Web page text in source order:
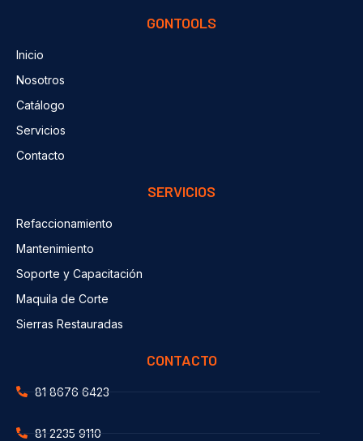
GONTOOLS
Inicio
Nosotros
Catálogo
Servicios
Contacto
SERVICIOS
Refaccionamiento
Mantenimiento
Soporte y Capacitación
Maquila de Corte
Sierras Restauradas
CONTACTO
81 8676 6423
81 2235 9110